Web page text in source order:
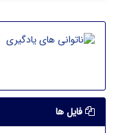
فایل ها